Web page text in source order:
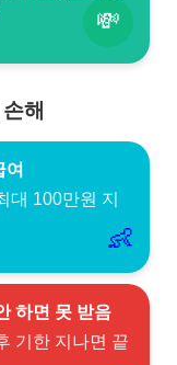
💸
해
여
대 100만원 지
👶
하면 못 받음
기한 지나면 끝